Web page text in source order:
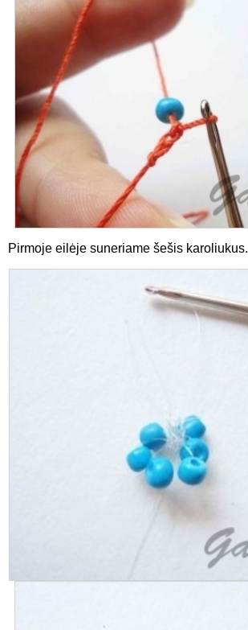
Pirmoje eilėje suneriame šešis karoliukus.